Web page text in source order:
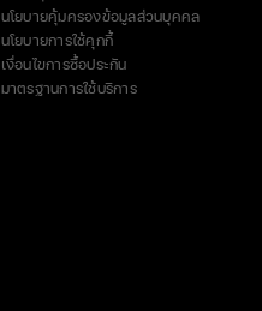
นโยบายคุ้มครองข้อมูลส่วนบุคคล
นโยบายการใช้คุกกี้
เงื่อนไขการซื้อประกัน
มาตรฐานการใช้บริการ